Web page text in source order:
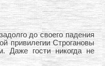
до своего падения
привилегии Строгановы
Даже гости никогда не